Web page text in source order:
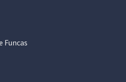
Funcas